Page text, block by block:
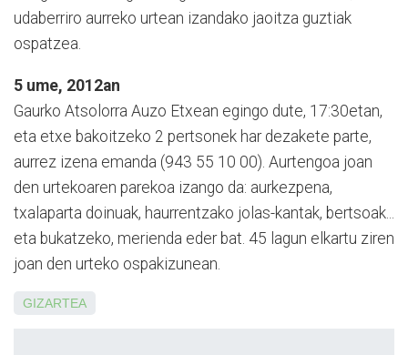
udaberriro aurreko urtean izandako jaoitza guztiak
ospatzea.
5 ume, 2012an
Gaurko Atsolorra Auzo Etxean egingo dute, 17:30­etan,
eta etxe ba­koitzeko 2 pertsonek har dezakete parte,
aurrez izena emanda (943 55 10 00). Aurtengoa joan
den ur­tekoaren parekoa izango da: aurkezpena,
txalaparta doi­nuak, haurrentzako jolas-kan­tak, bertsoak...
eta bu­katzeko, merienda eder bat. 45 lagun elkartu ziren
joan den urteko ospakizunean.
GIZARTEA